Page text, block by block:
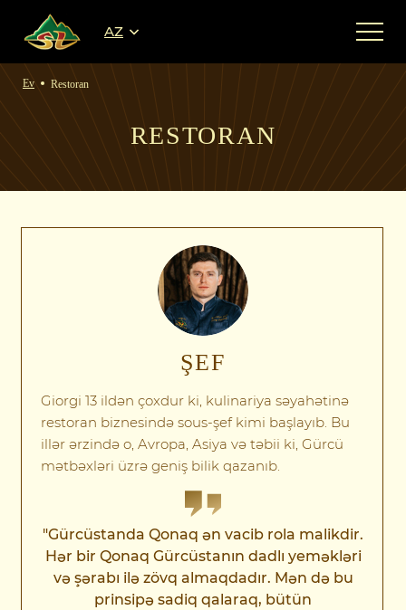
AZ
Ev Restoran
RESTORAN
ŞEF
Giorgi 13 ildən çoxdur ki, kulinariya səyahətinə
restoran biznesində sous-şef kimi başlayıb. Bu
illər ərzində o, Avropa, Asiya və təbii ki, Gürcü
mətbəxləri üzrə geniş bilik qazanıb.
"Gürcüstanda Qonaq ən vacib rola malikdir.
Hər bir Qonaq Gürcüstanın dadlı yeməkləri
və şərabı ilə zövq almaqdadır. Mən də bu
prinsipə sadiq qalaraq, bütün